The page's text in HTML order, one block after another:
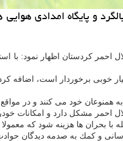
داشت: 10 استان كشور دارای پد و
كردستان اظهار نمود: با
خود می كنند و در
مشكل دارد و امكانات
با بحران ها هزینه شود كه
و كمك به صدمه دیدگان